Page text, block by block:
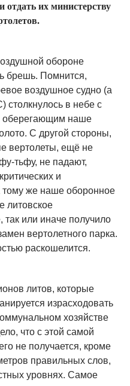
отдать их министерству
обороне
брешь. Помнится,
воздушное судно (а
столкнулось в небе с
оберегающим наше
С другой стороны,
вертолеты, ещё не
тьфу, не падают,
и
тому же наше оборонное
литовское
так или иначе получило
вертолетного парка.
раскошелится.
литов, которые
израсходовать
хозяйстве
что с этой самой
не получается, кроме
правильных слов,
уровнях. Самое